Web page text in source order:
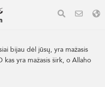
bijau dėl jūsų, yra mažasis
yra mažasis širk, o Allaho